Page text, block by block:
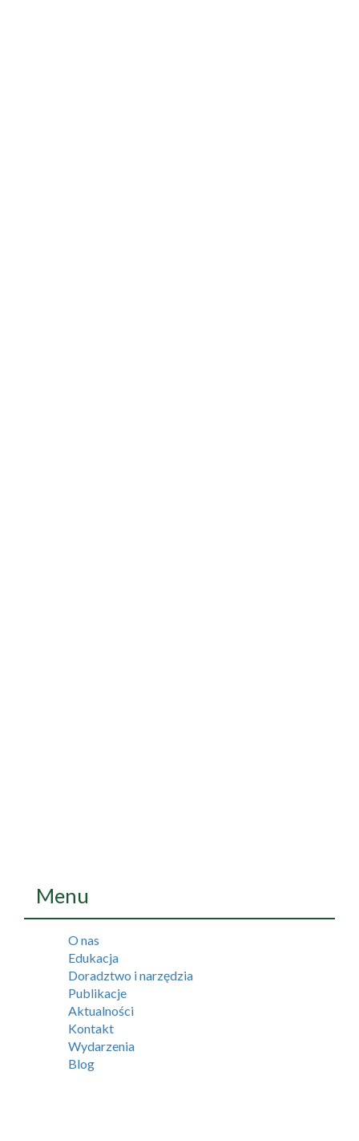
Menu
O nas
Edukacja
Doradztwo i narzędzia
Publikacje
Aktualności
Kontakt
Wydarzenia
Blog